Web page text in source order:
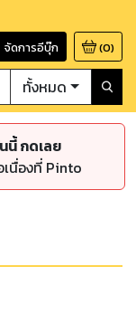
จัดการอีบุ๊ก (0)
ทั้งหมด
นี้ กดเลย
นื่องที่ Pinto